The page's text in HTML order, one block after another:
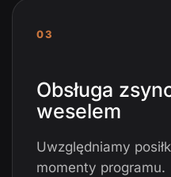
03
Obsługa
weselem
Uwzględniamy
momenty programu.